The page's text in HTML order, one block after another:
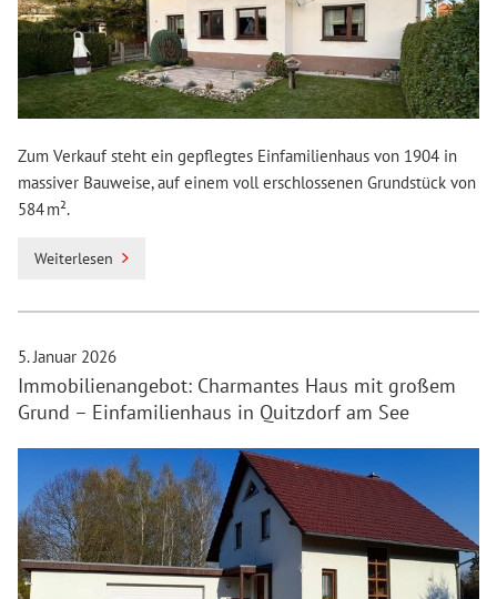
Zum Verkauf steht ein gepflegtes Einfamilienhaus von 1904 in
massiver Bauweise, auf einem voll erschlossenen Grundstück von
584 m².
Weiterlesen
5. Januar 2026
Immobilienangebot: Charmantes Haus mit großem
Grund – Einfamilienhaus in Quitzdorf am See